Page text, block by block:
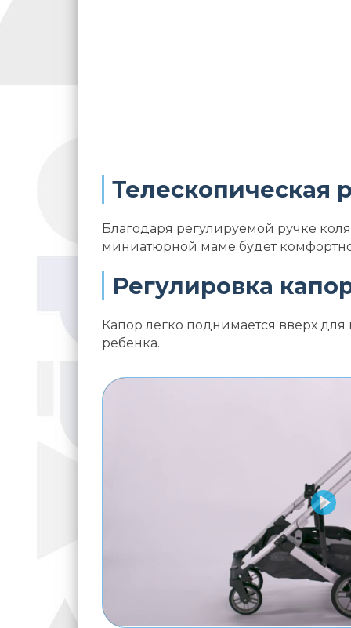
Телескопическая
Благодаря регулируемой ручке
миниатюрной маме будет
Регулировка
Капор легко поднимается вверх
ребенка.